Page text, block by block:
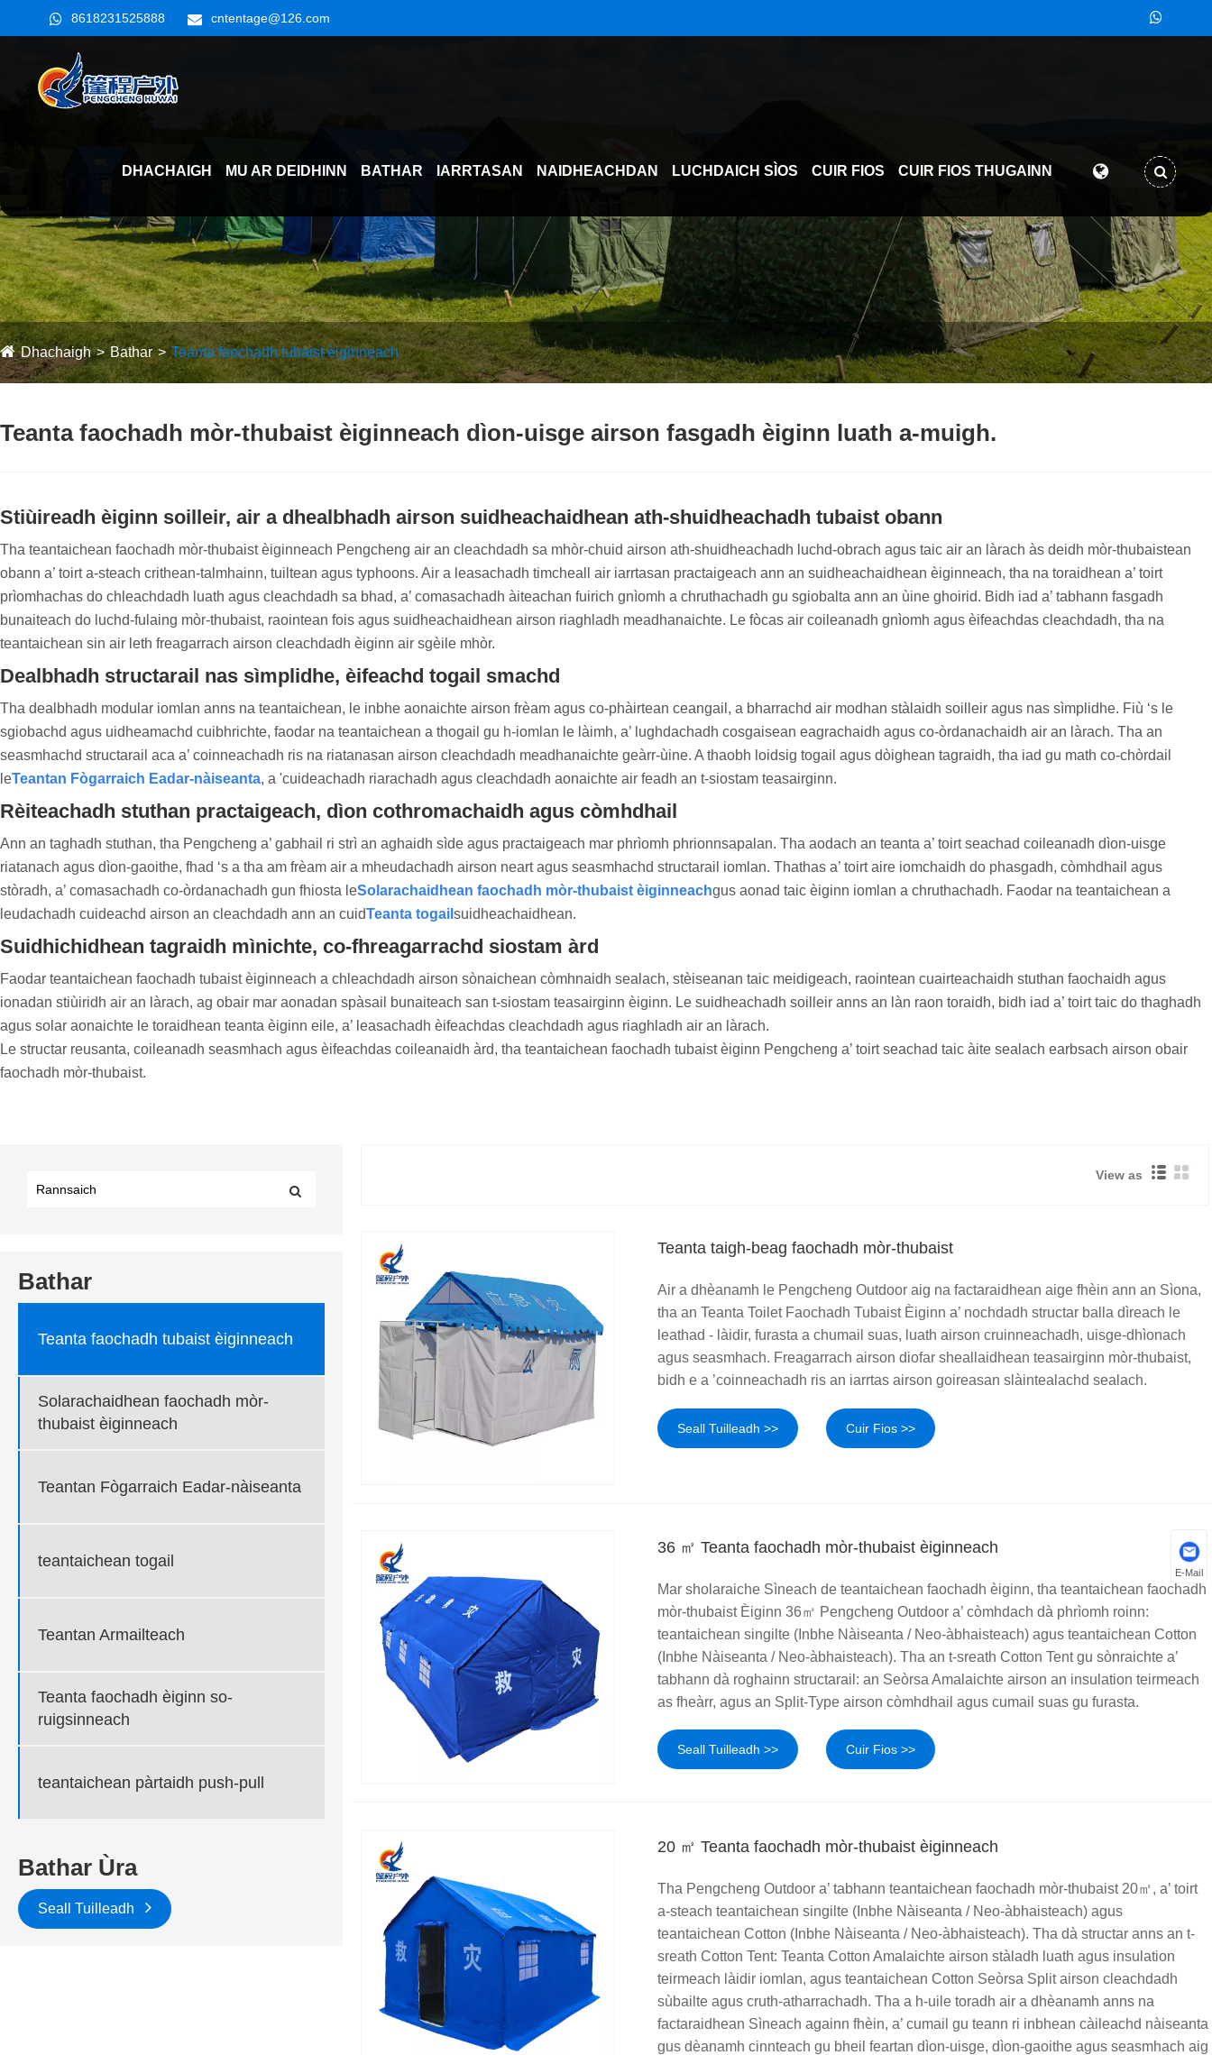
8618231525888 cntentage@126.com
DHACHAIGH MU AR DEIDHINN BATHAR IARRTASAN NAIDHEACHDAN LUCHDAICH SÌOS CUIR FIOS CUIR FIOS THUGAINN
Dhachaigh Bathar Teanta faochadh tubaist èiginneach
Teanta faochadh mòr-thubaist èiginneach dìon-uisge airson fasgadh èiginn luath a-muigh.
Stiùireadh èiginn soilleir, air a dhealbhadh airson suidheachaidhean ath-shuidheachadh tubaist obann
Tha teantaichean faochadh mòr-thubaist èiginneach Pengcheng air an cleachdadh sa mhòr-chuid airson ath-shuidheachadh luchd-obrach agus taic air an làrach às deidh mòr-thubaistean
obann a’ toirt a-steach crithean-talmhainn, tuiltean agus typhoons. Air a leasachadh timcheall air iarrtasan practaigeach ann an suidheachaidhean èiginneach, tha na toraidhean a’ toirt
prìomhachas do chleachdadh luath agus cleachdadh sa bhad, a’ comasachadh àiteachan fuirich gnìomh a chruthachadh gu sgiobalta ann an ùine ghoirid. Bidh iad a’ tabhann fasgadh
bunaiteach do luchd-fulaing mòr-thubaist, raointean fois agus suidheachaidhean airson riaghladh meadhanaichte. Le fòcas air coileanadh gnìomh agus èifeachdas cleachdadh, tha na
teantaichean sin air leth freagarrach airson cleachdadh èiginn air sgèile mhòr.
Dealbhadh structarail nas sìmplidhe, èifeachd togail smachd
Tha dealbhadh modular iomlan anns na teantaichean, le inbhe aonaichte airson frèam agus co-phàirtean ceangail, a bharrachd air modhan stàlaidh soilleir agus nas sìmplidhe. Fiù ‘s le
sgiobachd agus uidheamachd cuibhrichte, faodar na teantaichean a thogail gu h-iomlan le làimh, a’ lughdachadh cosgaisean eagrachaidh agus co-òrdanachaidh air an làrach. Tha an
seasmhachd structarail aca a’ coinneachadh ris na riatanasan airson cleachdadh meadhanaichte geàrr-ùine. A thaobh loidsig togail agus dòighean tagraidh, tha iad gu math co-chòrdail
leTeantan Fògarraich Eadar-nàiseanta, a 'cuideachadh riarachadh agus cleachdadh aonaichte air feadh an t-siostam teasairginn.
Rèiteachadh stuthan practaigeach, dìon cothromachaidh agus còmhdhail
Ann an taghadh stuthan, tha Pengcheng a’ gabhail ri strì an aghaidh sìde agus practaigeach mar phrìomh phrionnsapalan. Tha aodach an teanta a’ toirt seachad coileanadh dìon-uisge
riatanach agus dìon-gaoithe, fhad ‘s a tha am frèam air a mheudachadh airson neart agus seasmhachd structarail iomlan. Thathas a’ toirt aire iomchaidh do phasgadh, còmhdhail agus
stòradh, a’ comasachadh co-òrdanachadh gun fhiosta leSolarachaidhean faochadh mòr-thubaist èiginneachgus aonad taic èiginn iomlan a chruthachadh. Faodar na teantaichean a
leudachadh cuideachd airson an cleachdadh ann an cuidTeanta togail suidheachaidhean.
Suidhichidhean tagraidh mìnichte, co-fhreagarrachd siostam àrd
Faodar teantaichean faochadh tubaist èiginneach a chleachdadh airson sònaichean còmhnaidh sealach, stèiseanan taic meidigeach, raointean cuairteachaidh stuthan faochaidh agus
ionadan stiùiridh air an làrach, ag obair mar aonadan spàsail bunaiteach san t-siostam teasairginn èiginn. Le suidheachadh soilleir anns an làn raon toraidh, bidh iad a’ toirt taic do thaghadh
agus solar aonaichte le toraidhean teanta èiginn eile, a’ leasachadh èifeachdas cleachdadh agus riaghladh air an làrach.
Le structar reusanta, coileanadh seasmhach agus èifeachdas coileanaidh àrd, tha teantaichean faochadh tubaist èiginn Pengcheng a’ toirt seachad taic àite sealach earbsach airson obair
faochadh mòr-thubaist.
Bathar
Teanta faochadh tubaist èiginneach
Solarachaidhean faochadh mòr-
thubaist èiginneach
Teantan Fògarraich Eadar-nàiseanta
teantaichean togail
Teantan Armailteach
Teanta faochadh èiginn so-
ruigsinneach
teantaichean pàrtaidh push-pull
Bathar Ùra
Seall Tuilleadh
View as
Teanta taigh-beag faochadh mòr-thubaist
Air a dhèanamh le Pengcheng Outdoor aig na factaraidhean aige fhèin ann an Sìona,
tha an Teanta Toilet Faochadh Tubaist Èiginn a’ nochdadh structar balla dìreach le
leathad - làidir, furasta a chumail suas, luath airson cruinneachadh, uisge-dhìonach
agus seasmhach. Freagarrach airson diofar sheallaidhean teasairginn mòr-thubaist,
bidh e a ’coinneachadh ris an iarrtas airson goireasan slàintealachd sealach.
Seall Tuilleadh >> Cuir Fios >>
36 ㎡ Teanta faochadh mòr-thubaist èiginneach
Mar sholaraiche Sìneach de teantaichean faochadh èiginn, tha teantaichean faochadh
mòr-thubaist Èiginn 36㎡ Pengcheng Outdoor a’ còmhdach dà phrìomh roinn:
teantaichean singilte (Inbhe Nàiseanta / Neo-àbhaisteach) agus teantaichean Cotton
(Inbhe Nàiseanta / Neo-àbhaisteach). Tha an t-sreath Cotton Tent gu sònraichte a’
tabhann dà roghainn structarail: an Seòrsa Amalaichte airson an insulation teirmeach
as fheàrr, agus an Split-Type airson còmhdhail agus cumail suas gu furasta.
Seall Tuilleadh >> Cuir Fios >>
20 ㎡ Teanta faochadh mòr-thubaist èiginneach
Tha Pengcheng Outdoor a’ tabhann teantaichean faochadh mòr-thubaist 20㎡, a’ toirt
a-steach teantaichean singilte (Inbhe Nàiseanta / Neo-àbhaisteach) agus
teantaichean Cotton (Inbhe Nàiseanta / Neo-àbhaisteach). Tha dà structar anns an t-
sreath Cotton Tent: Teanta Cotton Amalaichte airson stàladh luath agus insulation
teirmeach làidir iomlan, agus teantaichean Cotton Seòrsa Split airson cleachdadh
sùbailte agus cruth-atharrachadh. Tha a h-uile toradh air a dhèanamh anns na
factaraidhean Sìneach againn fhèin, a’ cumail gu teann ri inbhean càileachd nàiseanta
gus dèanamh cinnteach gu bheil feartan dìon-uisge, dìon-gaoithe agus seasmhach aig
E-Mail